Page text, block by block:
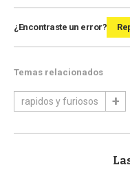
¿Encontraste un error?
Temas relacionados
rapidos y furiosos